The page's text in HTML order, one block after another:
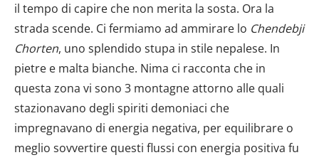
il tempo di capire che non merita la sosta. Ora la
strada scende. Ci fermiamo ad ammirare lo Chendebji
Chorten, uno splendido stupa in stile nepalese. In
pietre e malta bianche. Nima ci racconta che in
questa zona vi sono 3 montagne attorno alle quali
stazionavano degli spiriti demoniaci che
impregnavano di energia negativa, per equilibrare o
meglio sovvertire questi flussi con energia positiva fu